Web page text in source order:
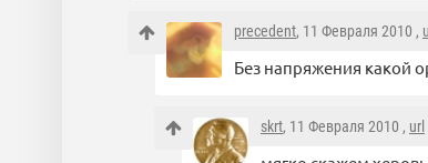
precedent, 11 Февраля 2010 ,
Без напряжения какой
skrt, 11 Февраля 2010 , url